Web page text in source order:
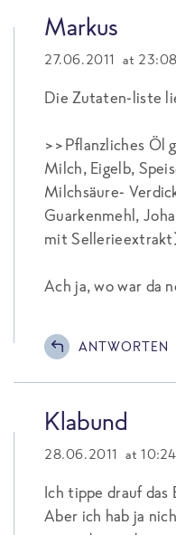
Markus
27.06.2011 at 23:08
Die Zutaten-liste
>>Pflanzliches Öl
Milch, Eigelb,
Milchsäure-
Guarkenmehl,
mit
Ach ja, wo war da
ANTWORTEN
Klabund
28.06.2011 at 10:24
Ich tippe drauf
Aber ich hab ja